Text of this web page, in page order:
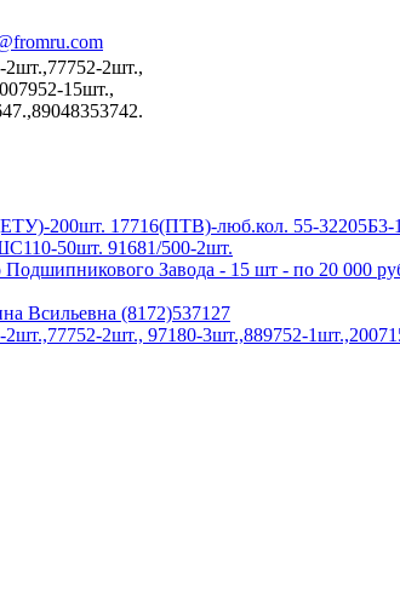
2шт.,
15шт.,
200шт. 17716(ПТВ)-люб.кол. 55-
50шт. 91681/500-2шт.
Завода - 15 шт - по 20 000
Всильевна (8172)537127
2шт., 97180-3шт.,889752-